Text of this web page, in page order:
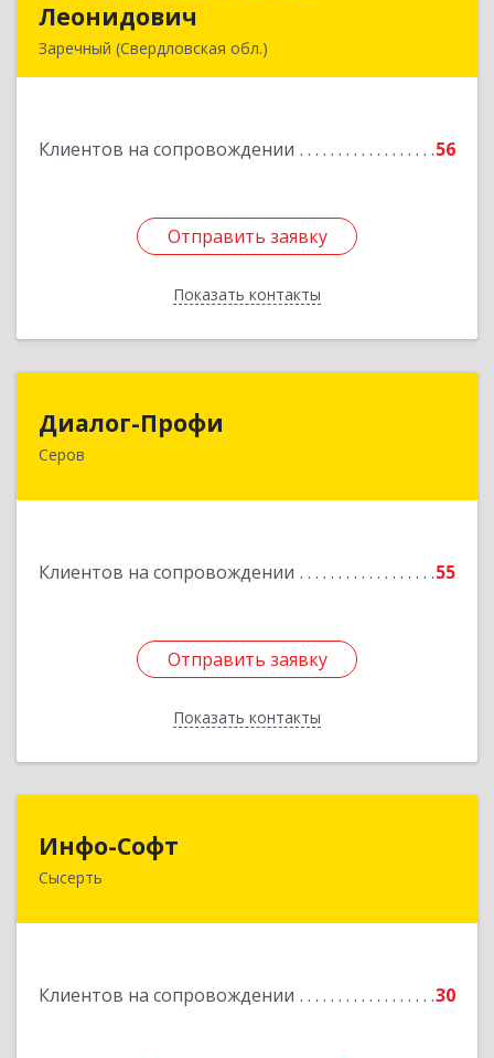
Леонидович
Заречный (Свердловская обл.)
Клиентов на сопровождении 56
Отправить заявку
Показать контакты
Подробнее
Отправить заявку
Назад
Диалог-Профи
Серов
Клиентов на сопровождении 55
Отправить заявку
Показать контакты
624980, Свердловская обл, Серов г, Короленко
Отправить заявку
Назад
Инфо-Софт
Сысерть
Клиентов на сопровождении 30
624021, Свердловская обл, Сысерть г, Коммуны